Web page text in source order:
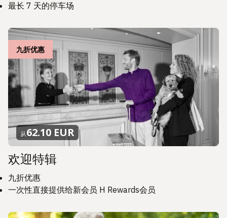
最长 7 天的停车场
九折优惠
从62.10 EUR
欢迎特辑
九折优惠
一次性直接提供给新会员 H Rewards会员